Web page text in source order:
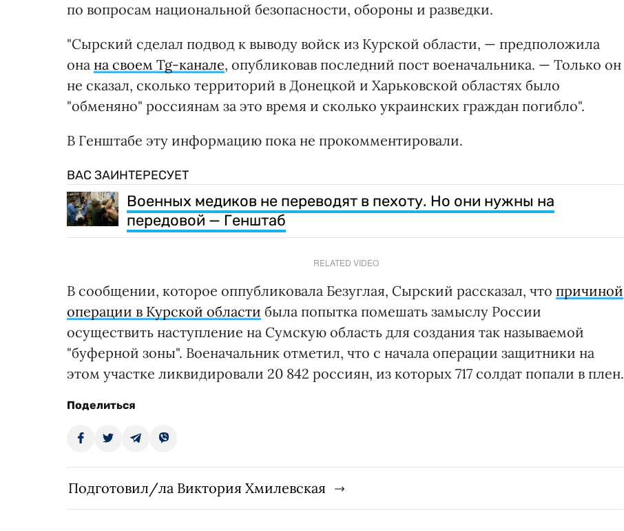
по вопросам национальной безопасности, обороны и разведки.
"Сырский сделал подвод к выводу войск из Курской области, — предположила
она на своем Tg-канале, опубликовав последний пост военачальника. — Только он
не сказал, сколько территорий в Донецкой и Харьковской областях было
"обменяно" россиянам за это время и сколько украинских граждан погибло".
В Генштабе эту информацию пока не прокомментировали.
ВАС ЗАИНТЕРЕСУЕТ
Военных медиков не переводят в пехоту. Но они нужны на
передовой — Генштаб
RELATED VIDEO
В сообщении, которое оппубликовала Безуглая, Сырский рассказал, что причиной
операции в Курской области была попытка помешать замыслу России
осуществить наступление на Сумскую область для создания так называемой
"буферной зоны". Военачальник отметил, что с начала операции защитники на
этом участке ликвидировали 20 842 россиян, из которых 717 солдат попали в плен.
Поделиться
Подготовил/ла Виктория Хмилевская